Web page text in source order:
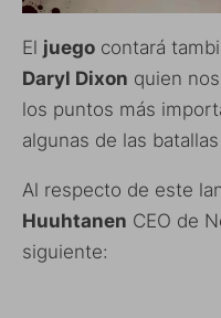
El juego contará
Daryl Dixon quien
los puntos más
algunas de las
Al respecto de este
Huuhtanen CEO de
siguiente: